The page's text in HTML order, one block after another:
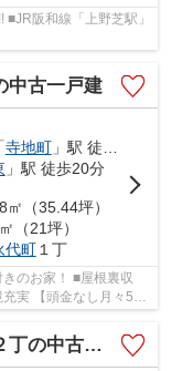
阪和線「上野芝駅」
中古一戸建
寺地町」駅 徒歩12分
」駅 徒歩20分
（35.44坪）
（21坪）
代町１丁
のお家！ ■屋根裏収
実 【頭金なし月々5万
中古一戸建